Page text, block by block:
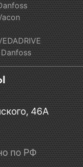
46А
по РФ